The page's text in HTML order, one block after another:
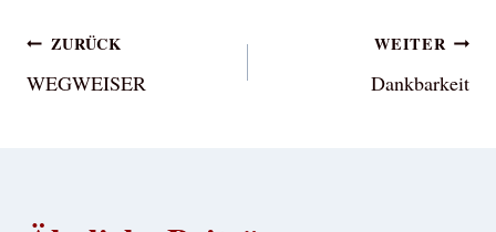
Beitragsnavigation
ZURÜCK
WEGWEISER
WEITER
Dankbarkeit